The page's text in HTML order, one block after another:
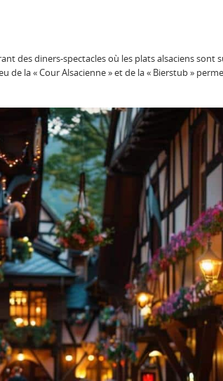
des diners-spectacles où les plats alsaciens sont
de la « Cour Alsacienne » et de la « Bierstub »